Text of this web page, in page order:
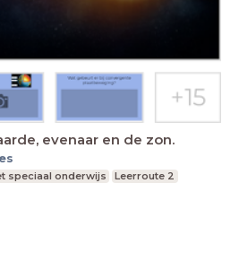
evenaar en de zon.
speciaal onderwijs Leerroute 2